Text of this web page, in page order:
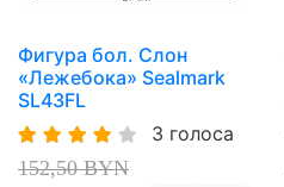
Фигура бол. Слон
«Лежебока» Sealmark
SL43FL
3 голоса
152,50 BYN